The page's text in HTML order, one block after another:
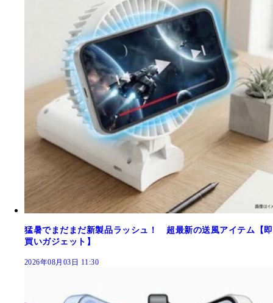
猛暑でまだまだ新製品ラッシュ！ 超最新の送風アイテム【即
買いガジェット】
2026年08月03日 11:30